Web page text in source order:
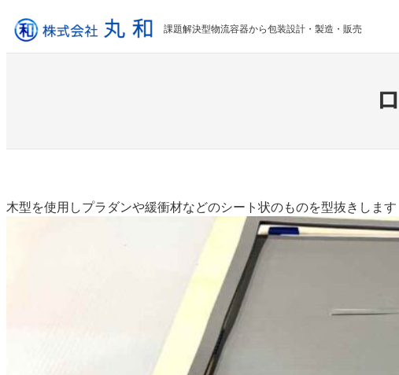
容
課題解決型物流容器から包装設計・製造・販売
木型を使用しプラダンや緩衝材などのシート状のものを型抜きします